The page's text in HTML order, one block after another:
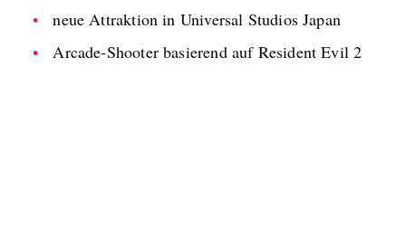
neue Attraktion in Universal Studios Japan
Arcade-Shooter basierend auf Resident Evil 2